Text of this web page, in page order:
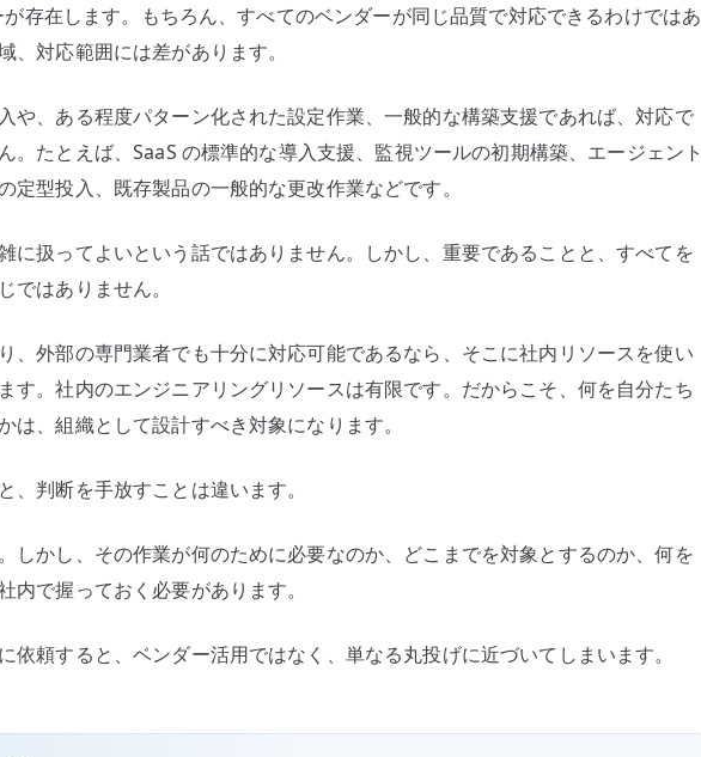
存在します。もちろん、すべてのベンダーが同じ品質で対応できるわけではあ
、対応範囲には差があります。
や、ある程度パターン化された設定作業、一般的な構築支援であれば、対応で
。たとえば、SaaS の標準的な導入支援、監視ツールの初期構築、エージェント
定型投入、既存製品の一般的な更改作業などです。
に扱ってよいという話ではありません。しかし、重要であることと、すべてを
ではありません。
、外部の専門業者でも十分に対応可能であるなら、そこに社内リソースを使い
す。社内のエンジニアリングリソースは有限です。だからこそ、何を自分たち
は、組織として設計すべき対象になります。
、判断を手放すことは違います。
しかし、その作業が何のために必要なのか、どこまでを対象とするのか、何を
内で握っておく必要があります。
依頼すると、ベンダー活用ではなく、単なる丸投げに近づいてしまいます。